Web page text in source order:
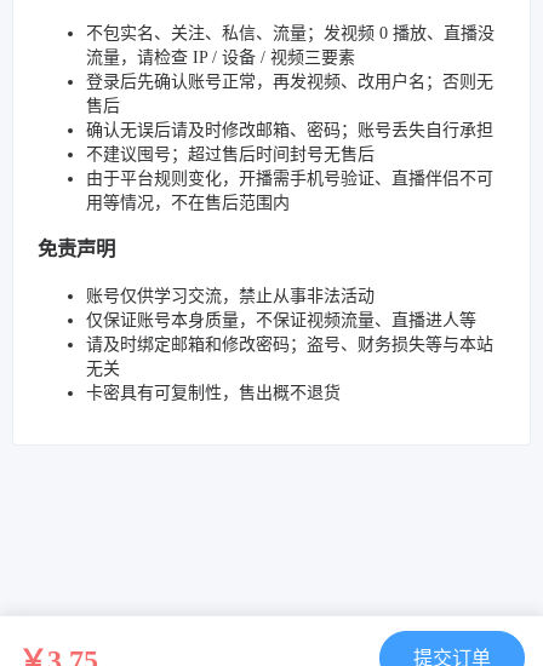
不包实名、关注、私信、流量；发视频 0 播放、直播没
流量，请检查 IP / 设备 / 视频三要素
登录后先确认账号正常，再发视频、改用户名；否则无
售后
确认无误后请及时修改邮箱、密码；账号丢失自行承担
不建议囤号；超过售后时间封号无售后
由于平台规则变化，开播需手机号验证、直播伴侣不可
用等情况，不在售后范围内
免责声明
账号仅供学习交流，禁止从事非法活动
仅保证账号本身质量，不保证视频流量、直播进人等
请及时绑定邮箱和修改密码；盗号、财务损失等与本站
无关
卡密具有可复制性，售出概不退货
提交订单